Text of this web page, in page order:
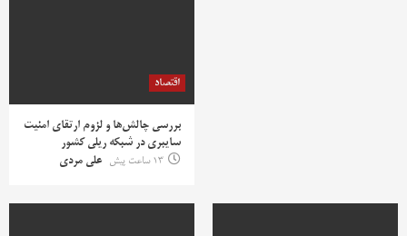
اقتصاد
بررسی چالش‌ها و لزوم ارتقای امنیت
سایبری در شبکه ریلی کشور
13 ساعت پیش
علی مردی